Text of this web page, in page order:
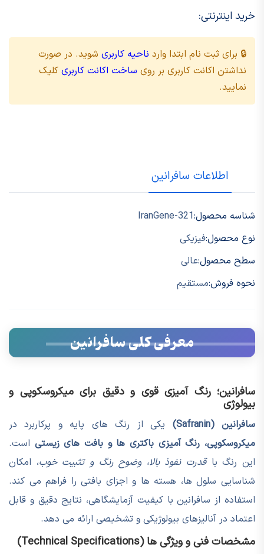
خرید اینترنتی:
🔒 برای ثبت نام ابتدا وارد ناحیه کاربری شوید. در صورت
نداشتن اکانت کاربری بر روی ساخت اکانت کاربری کلیک
نمایید.
اطلاعات سافرانین
شناسه محصول:IranGene-321
نوع محصول:فیزیکی
سطح محصول:عالی
نحوه فروش:مستقیم
معرفی کلی سافرانین
سافرانین؛ رنگ آمیزی قوی و دقیق برای میکروسکوپی و
بیولوژی
سافرانین (Safranin)
یکی از رنگ های پایه و پرکاربرد در
میکروسکوپی، رنگ آمیزی باکتری ها و بافت های زیستی است.
این رنگ باقدرت نفوذ بالا، وضوح رنگ و تثبیت خوب، امکان
شناسایی سلول ها، هسته ها و اجزای بافتی را فراهم می کند.
استفاده از سافرانین با کیفیت آزمایشگاهی، نتایج دقیق و قابل
اعتماد در آنالیزهای بیولوژیکی و تشخیصی ارائه می دهد.
مشخصات فنی و ویژگی ها (Technical Specifications)